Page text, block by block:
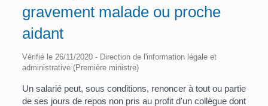
gravement malade ou proche
aidant
Vérifié le 26/11/2020 - Direction de l'information légale et
administrative (Première ministre)
Un salarié peut, sous conditions, renoncer à tout ou partie
de ses jours de repos non pris au profit d'un collègue dont